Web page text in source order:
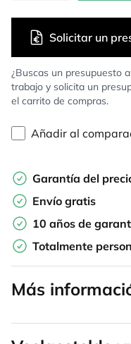
¿Buscas un presupuesto
trabajo y solicita un
el carrito de compras.
Solicitar un
Añadir al
Garantía del
Envío gratis
10 años de
Totalmente
Más